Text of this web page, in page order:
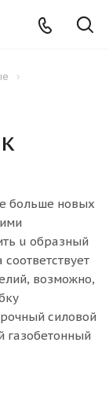
больше новых
u образный
возможно,
силовой
газобетонный